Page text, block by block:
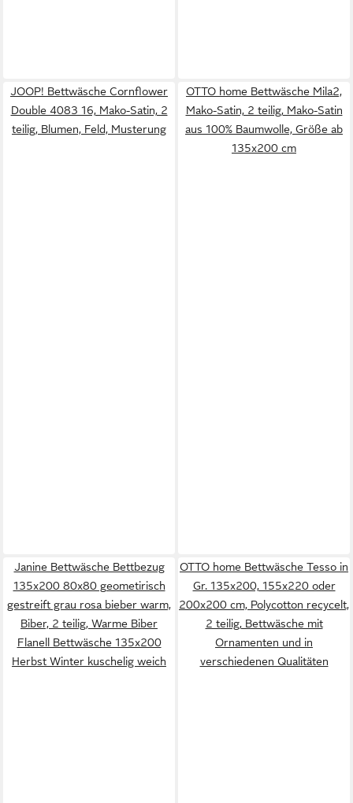
JOOP! Bettwäsche Cornflower
Double 4083 16, Mako-Satin, 2
teilig, Blumen, Feld, Musterung
OTTO home Bettwäsche Mila2,
Mako-Satin, 2 teilig, Mako-Satin
aus 100% Baumwolle, Größe ab
135x200 cm
Janine Bettwäsche Bettbezug
135x200 80x80 geometirisch
gestreift grau rosa bieber warm,
Biber, 2 teilig, Warme Biber
Flanell Bettwäsche 135x200
Herbst Winter kuschelig weich
OTTO home Bettwäsche Tesso in
Gr. 135x200, 155x220 oder
200x200 cm, Polycotton recycelt,
2 teilig, Bettwäsche mit
Ornamenten und in
verschiedenen Qualitäten